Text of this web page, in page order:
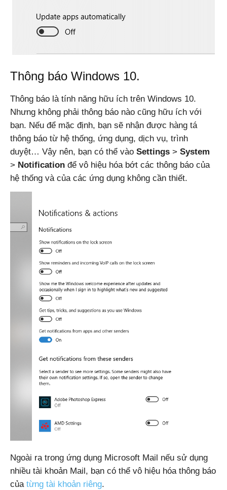
Thông báo Windows 10.
Thông báo là tính năng hữu ích trên Windows 10.
Nhưng không phải thông báo nào cũng hữu ích với
bạn. Nếu để mặc định, bạn sẽ nhận được hàng tá
thông báo từ hệ thống, ứng dụng, dịch vụ, trình
duyệt… Vậy nên, bạn có thể vào Settings > System
> Notification để vô hiệu hóa bớt các thông báo của
hệ thống và của các ứng dụng không cần thiết.
Ngoài ra trong ứng dụng Microsoft Mail nếu sử dụng
nhiều tài khoản Mail, bạn có thể vô hiệu hóa thông báo
của từng tài khoản riêng.